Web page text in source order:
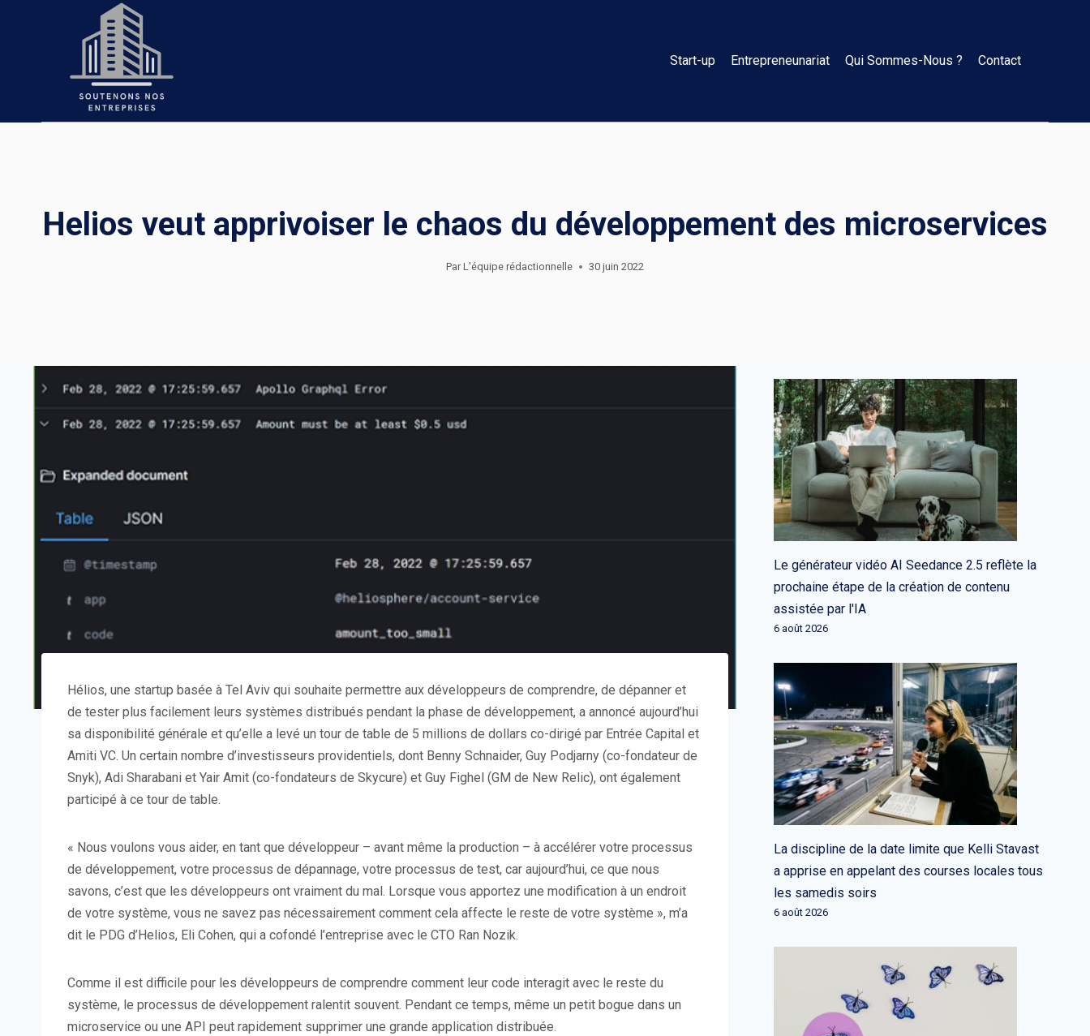
Start-up Entrepreneunariat Qui Sommes-Nous ? Contact
Helios veut apprivoiser le chaos du développement des microservices
Par L'équipe rédactionnelle 30 juin 2022
Hélios, une startup basée à Tel Aviv qui souhaite permettre aux développeurs de comprendre, de dépanner et
de tester plus facilement leurs systèmes distribués pendant la phase de développement, a annoncé aujourd’hui
sa disponibilité générale et qu’elle a levé un tour de table de 5 millions de dollars co-dirigé par Entrée Capital et
Amiti VC. Un certain nombre d’investisseurs providentiels, dont Benny Schnaider, Guy Podjarny (co-fondateur de
Snyk), Adi Sharabani et Yair Amit (co-fondateurs de Skycure) et Guy Fighel (GM de New Relic), ont également
participé à ce tour de table.
« Nous voulons vous aider, en tant que développeur – avant même la production – à accélérer votre processus
de développement, votre processus de dépannage, votre processus de test, car aujourd’hui, ce que nous
savons, c’est que les développeurs ont vraiment du mal. Lorsque vous apportez une modification à un endroit
de votre système, vous ne savez pas nécessairement comment cela affecte le reste de votre système », m’a
dit le PDG d’Helios, Eli Cohen, qui a cofondé l’entreprise avec le CTO Ran Nozik.
Comme il est difficile pour les développeurs de comprendre comment leur code interagit avec le reste du
système, le processus de développement ralentit souvent. Pendant ce temps, même un petit bogue dans un
microservice ou une API peut rapidement supprimer une grande application distribuée.
Le générateur vidéo AI Seedance 2.5 reflète la
prochaine étape de la création de contenu
assistée par l'IA
6 août 2026
La discipline de la date limite que Kelli Stavast
a apprise en appelant des courses locales tous
les samedis soirs
6 août 2026